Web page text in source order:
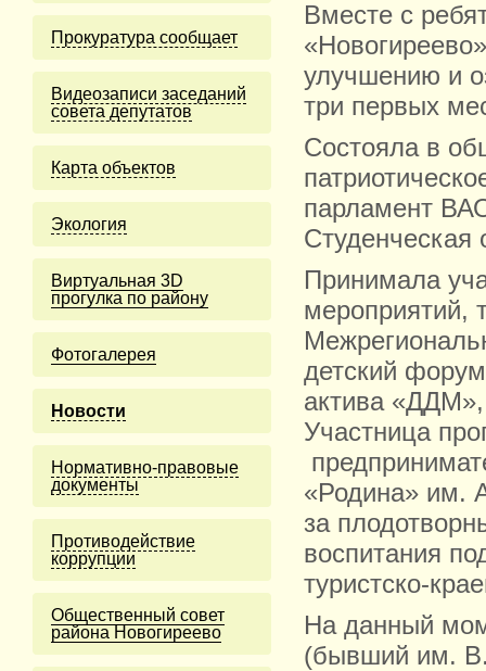
Прокуратура сообщает
Видеозаписи заседаний
совета депутатов
Карта объектов
Экология
Виртуальная 3D
прогулка по району
Фотогалерея
Новости
Нормативно-правовые
документы
Противодействие
коррупции
Общественный совет
района Новогиреево
Вместе с
улучшению и
три первых
Состояла в
парламент
Студенческая
Принимала
мероприятий,
детский
актива
Участница
«Родина» им.
за
воспитания
туристско-
На данный
(бывший им.